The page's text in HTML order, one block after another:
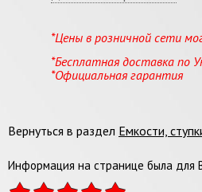
*Цены в розничной сети
*Бесплатная доставка по
*Официальная гарантия
Вернуться в раздел Емкости,
Информация на странице была для